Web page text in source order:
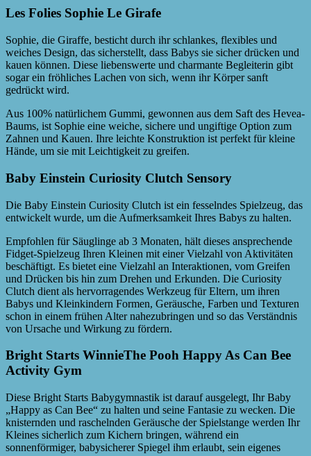
Les Folies Sophie Le Girafe
Sophie, die Giraffe, besticht durch ihr schlankes, flexibles und
weiches Design, das sicherstellt, dass Babys sie sicher drücken und
kauen können. Diese liebenswerte und charmante Begleiterin gibt
sogar ein fröhliches Lachen von sich, wenn ihr Körper sanft
gedrückt wird.
Aus 100% natürlichem Gummi, gewonnen aus dem Saft des Hevea-
Baums, ist Sophie eine weiche, sichere und ungiftige Option zum
Zahnen und Kauen. Ihre leichte Konstruktion ist perfekt für kleine
Hände, um sie mit Leichtigkeit zu greifen.
Baby Einstein Curiosity Clutch Sensory
Die Baby Einstein Curiosity Clutch ist ein fesselndes Spielzeug, das
entwickelt wurde, um die Aufmerksamkeit Ihres Babys zu halten.
Empfohlen für Säuglinge ab 3 Monaten, hält dieses ansprechende
Fidget-Spielzeug Ihren Kleinen mit einer Vielzahl von Aktivitäten
beschäftigt. Es bietet eine Vielzahl an Interaktionen, vom Greifen
und Drücken bis hin zum Drehen und Erkunden. Die Curiosity
Clutch dient als hervorragendes Werkzeug für Eltern, um ihren
Babys und Kleinkindern Formen, Geräusche, Farben und Texturen
schon in einem frühen Alter nahezubringen und so das Verständnis
von Ursache und Wirkung zu fördern.
Bright Starts WinnieThe Pooh Happy As Can Bee
Activity Gym
Diese Bright Starts Babygymnastik ist darauf ausgelegt, Ihr Baby
„Happy as Can Bee“ zu halten und seine Fantasie zu wecken. Die
knisternden und raschelnden Geräusche der Spielstange werden Ihr
Kleines sicherlich zum Kichern bringen, während ein
sonnenförmiger, babysicherer Spiegel ihm erlaubt, sein eigenes